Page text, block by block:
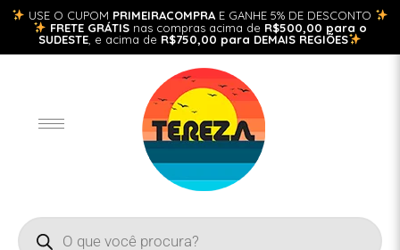
USE O CUPOM PRIMEIRACOMPRA E GANHE 5% DE DESCONTO
FRETE GRÁTISnas compras acima de R$500,00 para o
SUDESTE , e acima de R$750,00 para DEMAIS REGIÕES